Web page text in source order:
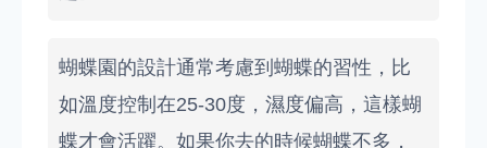
蝴蝶園的設計通常考慮到蝴蝶的習性，比
如溫度控制在25-30度，濕度偏高，這樣蝴
蝶才會活躍。如果你去的時候蝴蝶不多，